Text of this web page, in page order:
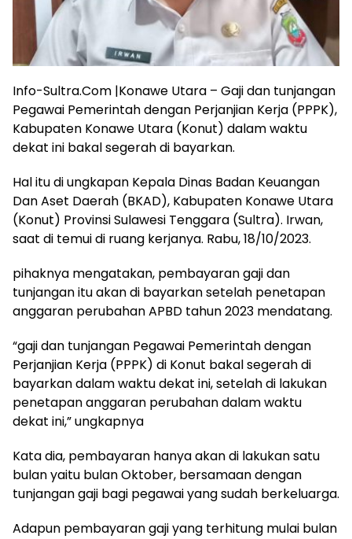
Info-Sultra.Com |Konawe Utara – Gaji dan tunjangan
Pegawai Pemerintah dengan Perjanjian Kerja (PPPK),
Kabupaten Konawe Utara (Konut) dalam waktu
dekat ini bakal segerah di bayarkan.
Hal itu di ungkapan Kepala Dinas Badan Keuangan
Dan Aset Daerah (BKAD), Kabupaten Konawe Utara
(Konut) Provinsi Sulawesi Tenggara (Sultra). Irwan,
saat di temui di ruang kerjanya. Rabu, 18/10/2023.
pihaknya mengatakan, pembayaran gaji dan
tunjangan itu akan di bayarkan setelah penetapan
anggaran perubahan APBD tahun 2023 mendatang.
“gaji dan tunjangan Pegawai Pemerintah dengan
Perjanjian Kerja (PPPK) di Konut bakal segerah di
bayarkan dalam waktu dekat ini, setelah di lakukan
penetapan anggaran perubahan dalam waktu
dekat ini,” ungkapnya
Kata dia, pembayaran hanya akan di lakukan satu
bulan yaitu bulan Oktober, bersamaan dengan
tunjangan gaji bagi pegawai yang sudah berkeluarga.
Adapun pembayaran gaji yang terhitung mulai bulan